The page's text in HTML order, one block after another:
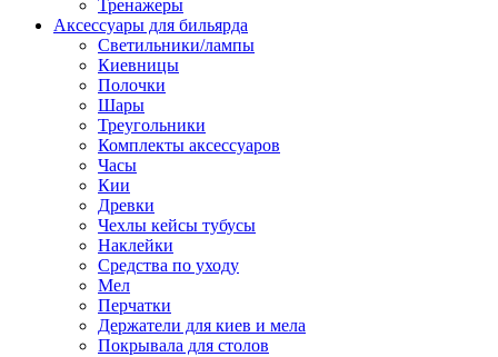
Тренажеры
Аксессуары для бильярда
Светильники/лампы
Киевницы
Полочки
Шары
Треугольники
Комплекты аксессуаров
Часы
Кии
Древки
Чехлы кейсы тубусы
Наклейки
Средства по уходу
Мел
Перчатки
Держатели для киев и мела
Покрывала для столов